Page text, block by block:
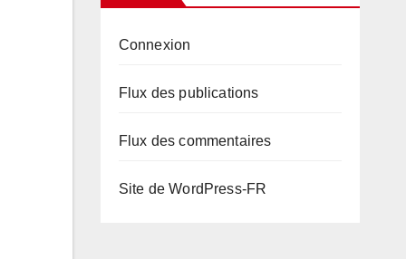
Connexion
Flux des publications
Flux des commentaires
Site de WordPress-FR